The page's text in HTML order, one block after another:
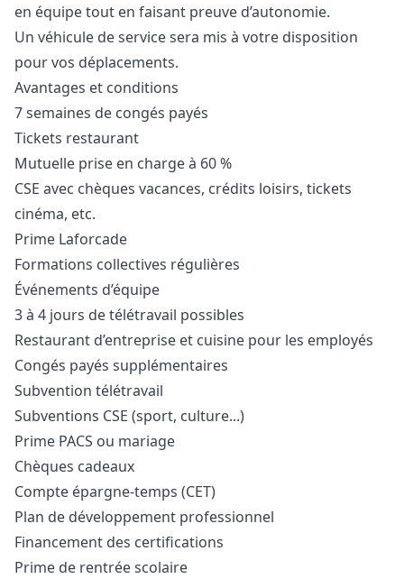
en équipe tout en faisant preuve d’autonomie.
Un véhicule de service sera mis à votre disposition
pour vos déplacements.
Avantages et conditions
7 semaines de congés payés
Tickets restaurant
Mutuelle prise en charge à 60 %
CSE avec chèques vacances, crédits loisirs, tickets
cinéma, etc.
Prime Laforcade
Formations collectives régulières
Événements d’équipe
3 à 4 jours de télétravail possibles
Restaurant d’entreprise et cuisine pour les employés
Congés payés supplémentaires
Subvention télétravail
Subventions CSE (sport, culture...)
Prime PACS ou mariage
Chèques cadeaux
Compte épargne-temps (CET)
Plan de développement professionnel
Financement des certifications
Prime de rentrée scolaire